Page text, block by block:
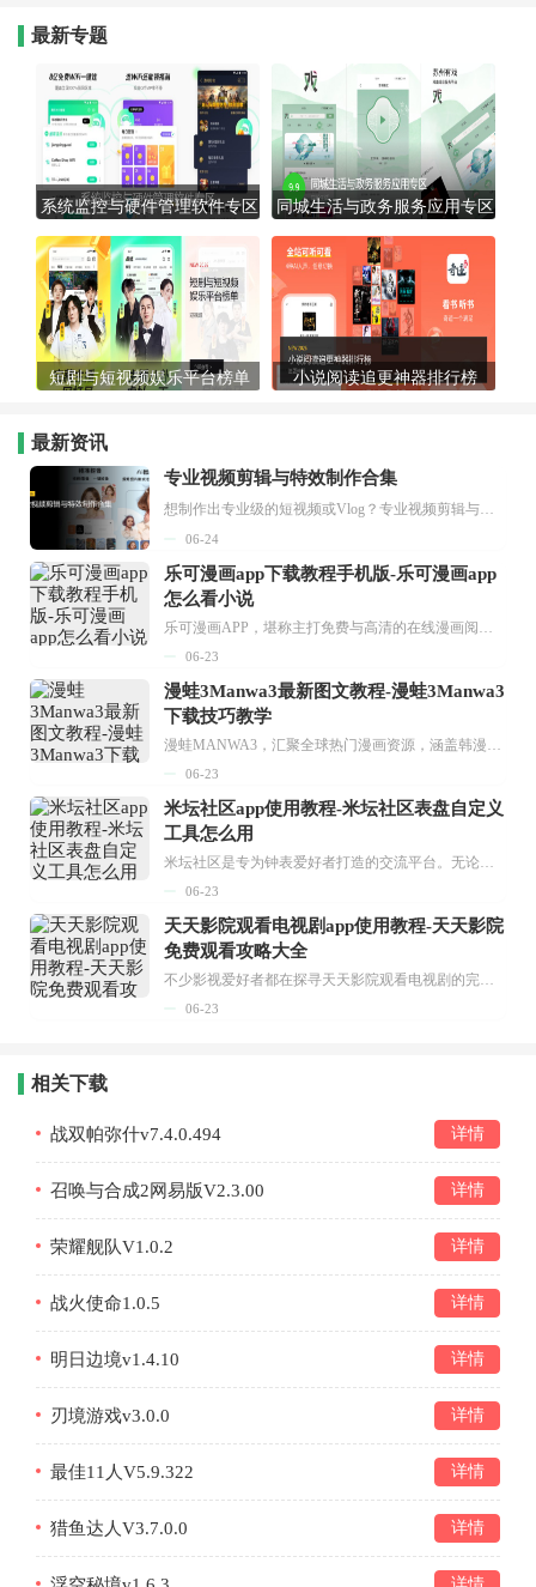
最新专题
系统监控与硬件管理软件专区 同城生活与政务服务应用专区
短剧与短视频娱乐平台榜单 小说阅读追更神器排行榜
最新资讯
专业视频剪辑与特效制作合集
想制作出专业级的短视频或Vlog？专业视频剪辑与特效制作大全专题为你提供了从剪辑、抠像到特效包装的全套解决方案。无论是添加炫酷的片头、进行精准的视频抠图，还是制...
06-24
乐可漫画app下载教程手机版-乐可漫画app
怎么看小说
乐可漫画APP，堪称主打免费与高清的在线漫画阅读神器。其官方版提供海量完整版漫画资源，无论是国内漫画，还是日漫、韩漫、台漫、美漫等国外漫画，应有尽有，随时供你阅读。只需轻点一下，便能直接进入阅读界面。不仅如此，乐可漫画最新版本更新速度极快，在这里，你总能抢先看到全网一手漫画章节内容！...
06-23
漫蛙3Manwa3最新图文教程-漫蛙3Manwa3
下载技巧教学
漫蛙MANWA3，汇聚全球热门漫画资源，涵盖韩漫、欧美漫画、国漫等多种类型，题材丰富多样，全方位满足用户阅读喜好。它不仅是阅读平台，更是创作平台，为广大用户打造零门槛创作环境。...
06-23
米坛社区app使用教程-米坛社区表盘自定义
工具怎么用
米坛社区是专为钟表爱好者打造的交流平台。无论你是初涉钟表领域的普通爱好者，还是拥有多年收藏经验的资深玩家，都能在此找到属于自己的天地。 无需注册，就能轻松参与其中。通过专业的讨论论坛与丰富的交互功能，你可与世界各地的钟表爱好者畅快交流。若你钟情于钟表，米坛社区无疑是值得一试的理想之选。在这里，你能获取最新的手表资讯，交流见解，提升鉴赏品味，让每一块手表都成为收藏故事中重要的一部分。感兴趣的朋友，不要错过下载机会。...
06-23
天天影院观看电视剧app使用教程-天天影院
免费观看攻略大全
不少影视爱好者都在探寻天天影院观看电视剧的完整方法，结合最新平台使用规则，本篇新手入门攻略全面讲解观看渠道、检索流程、播放设置以及画面模式调整等实用内容。全文适配手机、电脑等主流设备，步骤简洁易懂，无论是初次使用的新手，还是想要优化观影体验的用户，都能参照内容快速上手，熟练掌握平台各项操作技巧，轻松畅享影视内容。...
06-23
相关下载
战双帕弥什v7.4.0.494 详情
召唤与合成2网易版V2.3.00 详情
荣耀舰队V1.0.2 详情
战火使命1.0.5 详情
明日边境v1.4.10 详情
刃境游戏v3.0.0 详情
最佳11人V5.9.322 详情
猎鱼达人V3.7.0.0 详情